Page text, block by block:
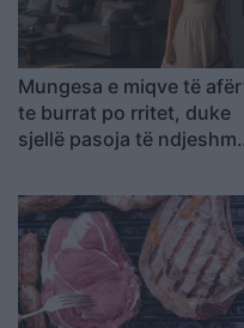
Mungesa e miqve të
te burrat po rritet, duke
sjellë pasoja të